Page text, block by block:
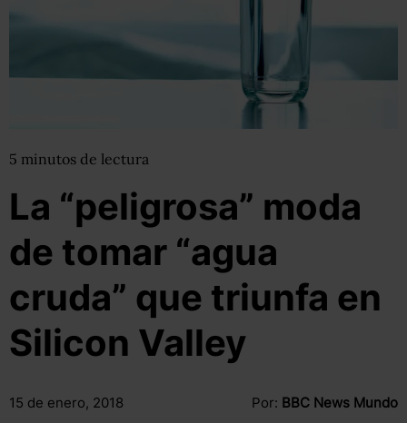
5 minutos de lectura
La “peligrosa” moda
de tomar “agua
cruda” que triunfa en
Silicon Valley
15 de enero, 2018 Por: BBC News Mundo